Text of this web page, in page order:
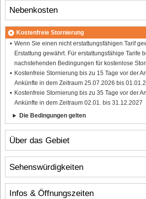
Über das Gebiet
Infos & Öffnungszeiten
Nebenkosten
Kostenfreie Stornierung
Wenn Sie einen nicht erstattungsfähigen Tarif
Erstattung gewährt. Für erstattungsfähige Tarife
nachstehenden Bedingungen für kostenlose
Kostenfreie Stornierung bis zu 15 Tage vor der
Ankünfte in dem Zeitraum 25.07.2026 bis
Kostenfreie Stornierung bis zu 35 Tage vor der
Ankünfte in dem Zeitraum 02.01. bis 31.12.2027
Die Bedingungen gelten
Sehenswürdigkeiten